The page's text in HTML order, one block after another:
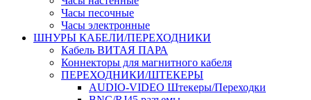
Часы песочные
Часы электронные
ШНУРЫ КАБЕЛИ/ПЕРЕХОДНИКИ
Кабель ВИТАЯ ПАРА
Коннекторы для магнитного кабеля
ПЕРЕХОДНИКИ/ШТЕКЕРЫ
AUDIO-VIDEO Штекеры/Переходки